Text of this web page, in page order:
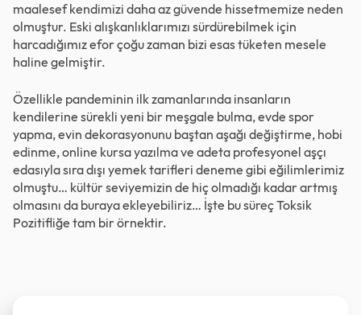
maalesef kendimizi daha az güvende hissetmemize neden
olmuştur. Eski alışkanlıklarımızı sürdürebilmek için
harcadığımız efor çoğu zaman bizi esas tüketen mesele
haline gelmiştir.
Özellikle pandeminin ilk zamanlarında insanların
kendilerine sürekli yeni bir meşgale bulma, evde spor
yapma, evin dekorasyonunu baştan aşağı değiştirme, hobi
edinme, online kursa yazılma ve adeta profesyonel aşçı
edasıyla sıra dışı yemek tarifleri deneme gibi eğilimlerimiz
olmuştu… kültür seviyemizin de hiç olmadığı kadar artmış
olmasını da buraya ekleyebiliriz… İşte bu süreç Toksik
Pozitifliğe tam bir örnektir.